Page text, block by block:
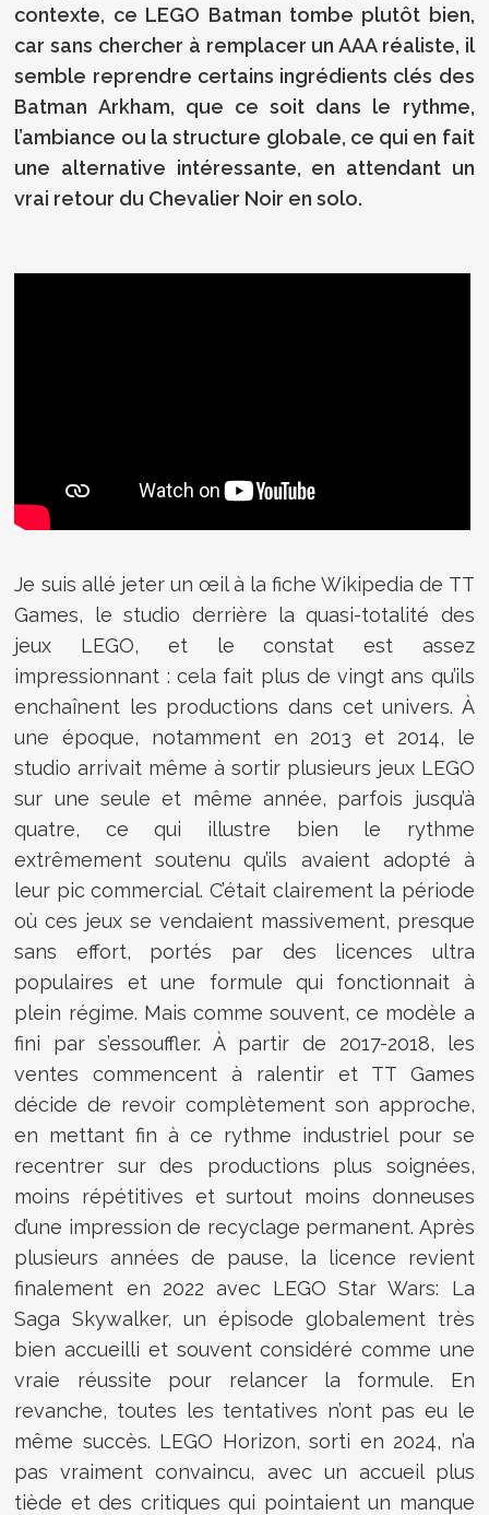
contexte, ce LEGO Batman tombe plutôt bien,
car sans chercher à remplacer un AAA réaliste, il
semble reprendre certains ingrédients clés des
Batman Arkham, que ce soit dans le rythme,
l’ambiance ou la structure globale, ce qui en fait
une alternative intéressante, en attendant un
vrai retour du Chevalier Noir en solo.
Je suis allé jeter un œil à la fiche Wikipedia de TT
Games, le studio derrière la quasi-totalité des
jeux LEGO, et le constat est assez
impressionnant : cela fait plus de vingt ans qu’ils
enchaînent les productions dans cet univers. À
une époque, notamment en 2013 et 2014, le
studio arrivait même à sortir plusieurs jeux LEGO
sur une seule et même année, parfois jusqu’à
quatre, ce qui illustre bien le rythme
extrêmement soutenu qu’ils avaient adopté à
leur pic commercial. C’était clairement la période
où ces jeux se vendaient massivement, presque
sans effort, portés par des licences ultra
populaires et une formule qui fonctionnait à
plein régime. Mais comme souvent, ce modèle a
fini par s’essouffler. À partir de 2017-2018, les
ventes commencent à ralentir et TT Games
décide de revoir complètement son approche,
en mettant fin à ce rythme industriel pour se
recentrer sur des productions plus soignées,
moins répétitives et surtout moins donneuses
d’une impression de recyclage permanent. Après
plusieurs années de pause, la licence revient
finalement en 2022 avec LEGO Star Wars: La
Saga Skywalker, un épisode globalement très
bien accueilli et souvent considéré comme une
vraie réussite pour relancer la formule. En
revanche, toutes les tentatives n’ont pas eu le
même succès. LEGO Horizon, sorti en 2024, n’a
pas vraiment convaincu, avec un accueil plus
tiède et des critiques qui pointaient un manque